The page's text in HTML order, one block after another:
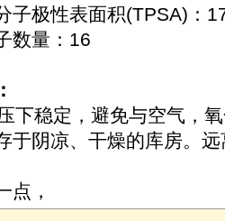
极性表面积(TPSA)：
数量：16
下稳定，避免与空气，
于阴凉、干燥的库房。
点，